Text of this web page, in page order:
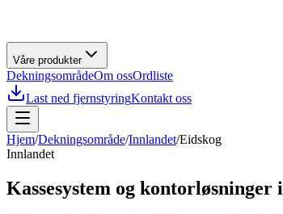
Våre produkter
DekningsområdeOm ossOrdliste
Last ned fjernstyringKontakt oss
Hjem/Dekningsområde/Innlandet/Eidskog
Innlandet
Kassesystem og kontorløsninger i